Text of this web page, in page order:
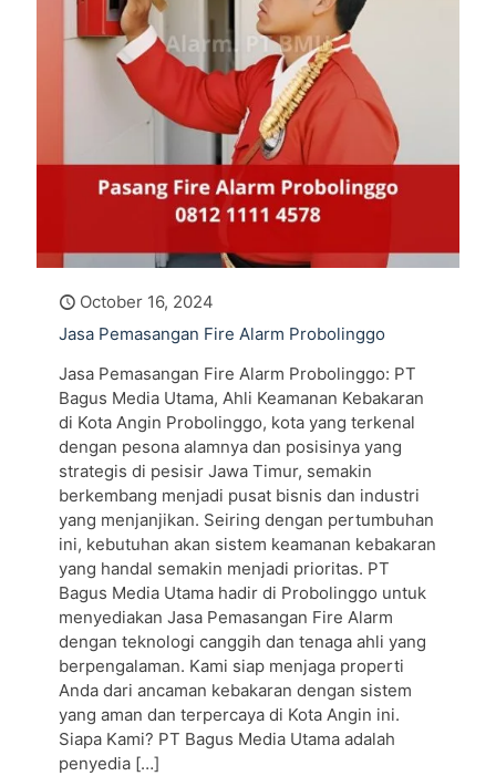
October 16, 2024
Jasa Pemasangan Fire Alarm Probolinggo
Jasa Pemasangan Fire Alarm Probolinggo: PT
Bagus Media Utama, Ahli Keamanan Kebakaran
di Kota Angin Probolinggo, kota yang terkenal
dengan pesona alamnya dan posisinya yang
strategis di pesisir Jawa Timur, semakin
berkembang menjadi pusat bisnis dan industri
yang menjanjikan. Seiring dengan pertumbuhan
ini, kebutuhan akan sistem keamanan kebakaran
yang handal semakin menjadi prioritas. PT
Bagus Media Utama hadir di Probolinggo untuk
menyediakan Jasa Pemasangan Fire Alarm
dengan teknologi canggih dan tenaga ahli yang
berpengalaman. Kami siap menjaga properti
Anda dari ancaman kebakaran dengan sistem
yang aman dan terpercaya di Kota Angin ini.
Siapa Kami? PT Bagus Media Utama adalah
penyedia […]